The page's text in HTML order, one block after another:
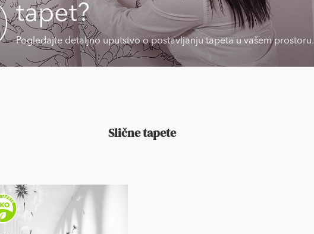
tapet?
Pogledajte detaljno uputstvo o postavljanju tapeta u vašem prostoru.
Slične tapete